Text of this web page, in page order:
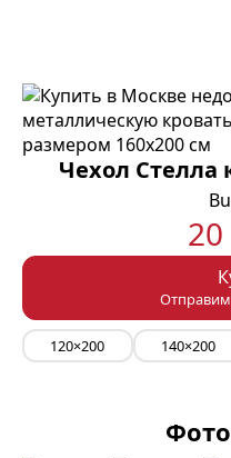
Чехол Стелла
Отправим
120×200 140×200